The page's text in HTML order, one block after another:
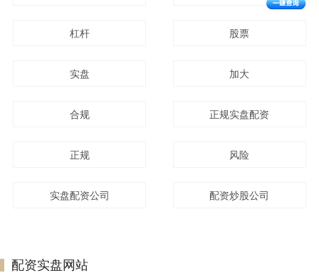
杠杆 股票
实盘 加大
合规 正规实盘配资
正规 风险
实盘配资公司 配资炒股公司
配资实盘网站